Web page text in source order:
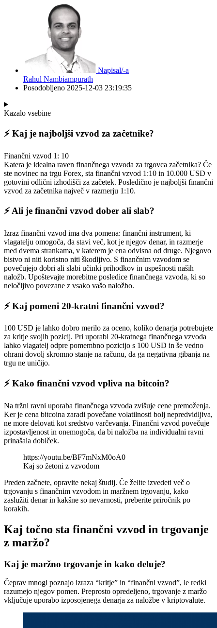
Napisal/-a
Rahul Nambiampurath
Posodobljeno 2025-12-03 23:19:35
Kazalo vsebine
⚡️ Kaj je najboljši vzvod za začetnike?
Finančni vzvod 1: 10
Katera je idealna raven finančnega vzvoda za trgovca začetnika? Če
ste novinec na trgu Forex, sta finančni vzvod 1:10 in 10.000 USD v
gotovini odlični izhodišči za začetek. Posledično je najboljši finančni
vzvod za začetnika največ v razmerju 1:10.
⚡️ Ali je finančni vzvod dober ali slab?
Izraz finančni vzvod ima dva pomena: finančni instrument, ki
vlagatelju omogoča, da stavi več, kot je njegov denar, in razmerje
med dvema strankama, v katerem je ena odvisna od druge. Njegovo
bistvo ni niti koristno niti škodljivo. S finančnim vzvodom se
povečujejo dobri ali slabi učinki prihodkov in uspešnosti naših
naložb. Upoštevajte morebitne posledice finančnega vzvoda, ki so
neločljivo povezane z vsako vašo naložbo.
⚡️ Kaj pomeni 20-kratni finančni vzvod?
100 USD je lahko dobro merilo za oceno, koliko denarja potrebujete
za kritje svojih pozicij. Pri uporabi 20-kratnega finančnega vzvoda
lahko vlagatelj odpre pomembno pozicijo s 100 USD in še vedno
ohrani dovolj skromno stanje na računu, da ga negativna gibanja na
trgu ne uničijo.
⚡️ Kako finančni vzvod vpliva na bitcoin?
Na tržni ravni uporaba finančnega vzvoda zvišuje cene premoženja.
Ker je cena bitcoina zaradi povečane volatilnosti bolj nepredvidljiva,
ne more delovati kot sredstvo varčevanja. Finančni vzvod povečuje
izpostavljenost in onemogoča, da bi naložba na individualni ravni
prinašala dobiček.
https://youtu.be/BF7mNxM0oA0
Kaj so žetoni z vzvodom
Preden začnete, opravite nekaj študij. Če želite izvedeti več o
trgovanju s finančnim vzvodom in maržnem trgovanju, kako
zaslužiti denar in kakšne so nevarnosti, preberite priročnik po
korakih.
Kaj točno sta finančni vzvod in trgovanje
z maržo?
Kaj je maržno trgovanje in kako deluje?
Čeprav mnogi poznajo izraza “kritje” in “finančni vzvod”, le redki
razumejo njegov pomen. Preprosto opredeljeno, trgovanje z maržo
vključuje uporabo izposojenega denarja za naložbe v kriptovalute.